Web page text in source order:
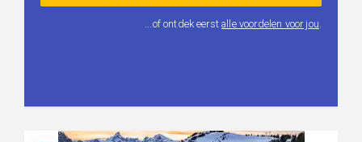
...of ontdek eerstalle voordelen voor jou.